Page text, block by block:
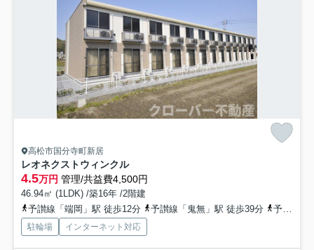
高松市国分寺町新居
レオネクストウィンクル
4.5万円 管理/共益費4,500円
46.94㎡ (1LDK) /築16年 /2階建
予讃線「端岡」駅 徒歩12分
予讃線「鬼無」駅 徒歩39分 予讃線「国分」駅 徒歩41分
駐輪場 インターネット対応